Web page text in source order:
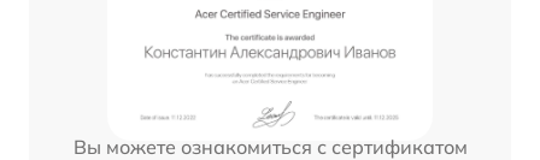
Вы можете ознакомиться с сертификатом